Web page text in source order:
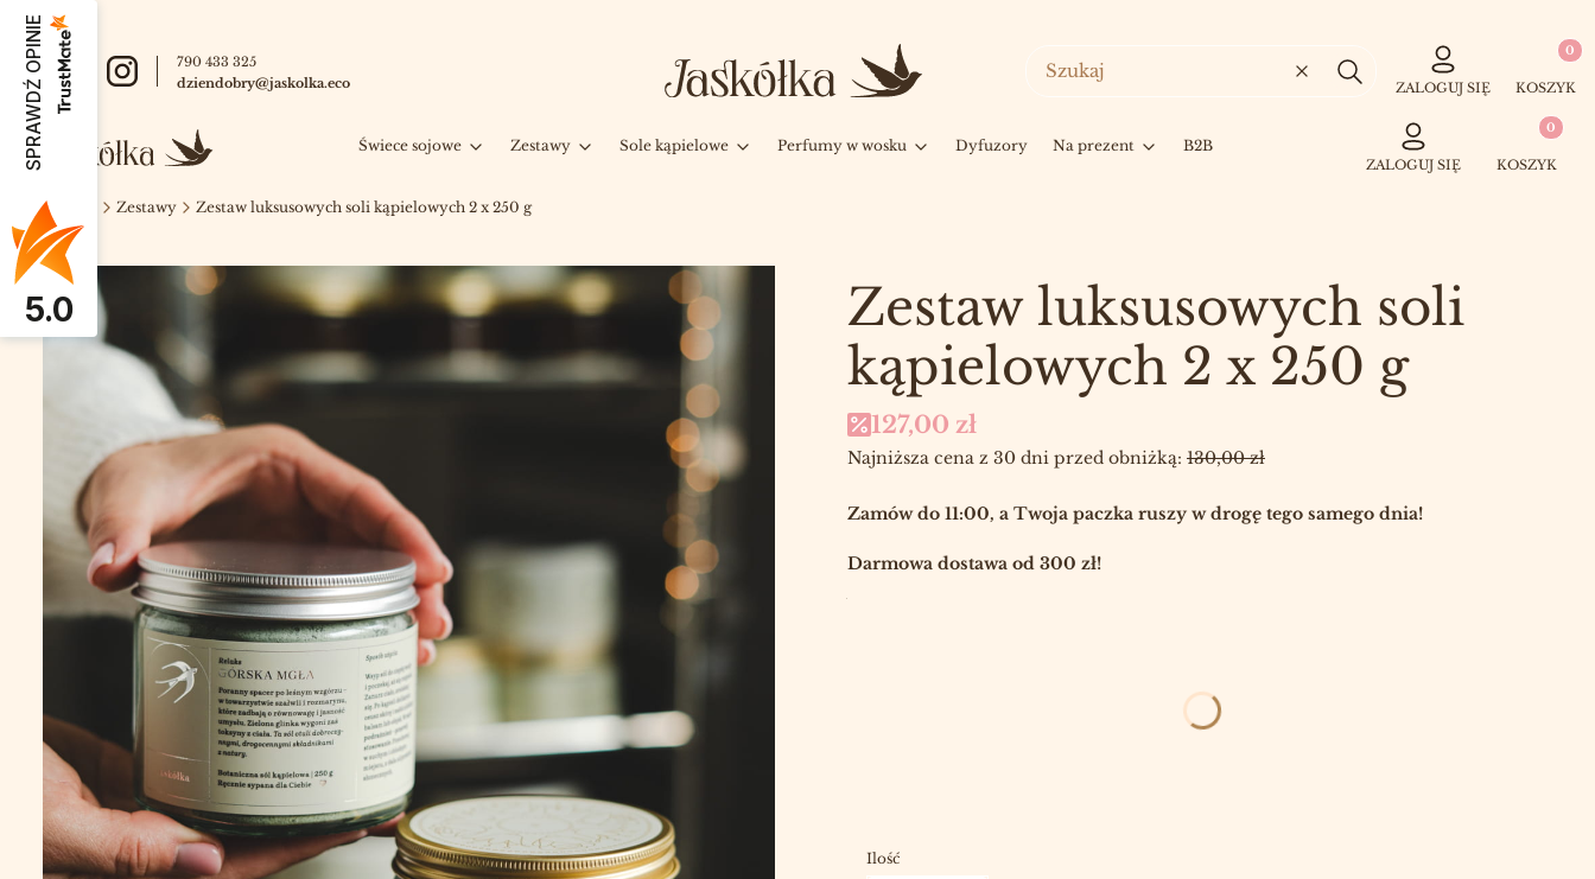
790 433 325
dziendobry@jaskolka.eco
WyczyśćSzukaj ZALOGUJ SIĘ KOSZYK
Świece sojowe Zestawy Sole kąpielowe Perfumy w wosku Dyfuzory Na prezent B2B
ZALOGUJ SIĘ
Produkty
KOSZYK
Jaskółka Zestawy Zestaw luksusowych soli kąpielowych 2 x 250 g
Zestaw luksusowych soli
kąpielowych 2 x 250 g
127,00 zł
Najniższa cena z 30 dni przed obniżką: 130,00 zł
Zamów do 11:00, a Twoja paczka ruszy w drogę tego samego dnia!
Darmowa dostawa od 300 zł!
Ilość
SPRAWDŹ OPINIE
5.0